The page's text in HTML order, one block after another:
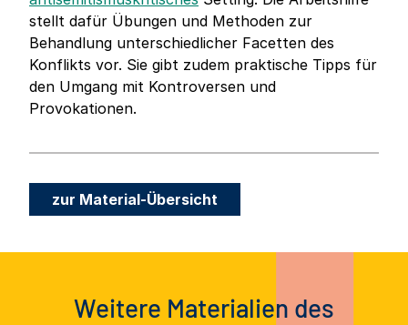
stellt dafür Übungen und Methoden zur
Behandlung unterschiedlicher Facetten des
Konflikts vor. Sie gibt zudem praktische Tipps für
den Umgang mit Kontroversen und
Provokationen.
zur Material-Übersicht
Weitere Materialien des